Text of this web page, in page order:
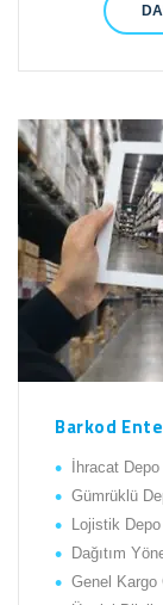
Barkod
İhracat
Gümrüklü
Lojistik
Dağıtım
Genel Kargo